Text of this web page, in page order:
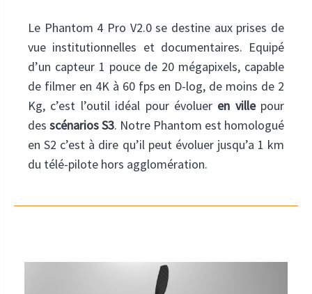
Le Phantom 4 Pro V2.0 se destine aux prises de
vue institutionnelles et documentaires. Equipé
d’un capteur 1 pouce de 20 mégapixels, capable
de filmer en 4K à 60 fps en D-log, de moins de 2
Kg, c’est l’outil idéal pour évoluer en ville pour
des scénarios S3. Notre Phantom est homologué
en S2 c’est à dire qu’il peut évoluer jusqu’a 1 km
du télé-pilote hors agglomération.